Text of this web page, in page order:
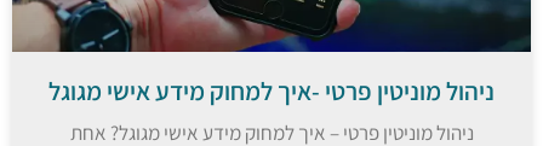
ניהול מוניטין פרטי -איך למחוק מידע אישי מגוגל
ניהול מוניטין פרטי – איך למחוק מידע אישי מגוגל? אחת